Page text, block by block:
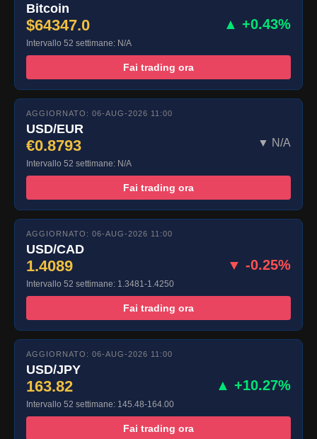
Bitcoin
$64347.0 ▲ +0.43%
Intervallo 52 settimane: N/A
Fai trading ora
AGGIORNATO: 06-AUG-2026 11:00
USD/EUR
€0.8793 ▼ N/A
Intervallo 52 settimane: N/A
Fai trading ora
AGGIORNATO: 06-AUG-2026 11:00
USD/CAD
1.4089 ▼ -0.25%
Intervallo 52 settimane: 1.3481-1.4250
Fai trading ora
AGGIORNATO: 06-AUG-2026 11:00
USD/JPY
163.82 ▲ +10.27%
Intervallo 52 settimane: 145.48-164.00
Fai trading ora